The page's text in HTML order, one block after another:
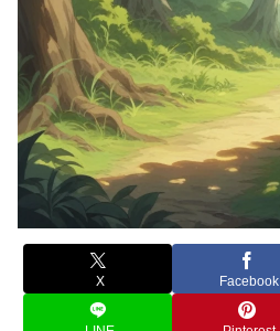
X Facebook